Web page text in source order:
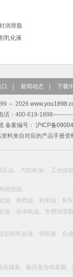
润滑脂
乳化液
新闻动态 下载
～ 2026
话：400-619-
备案编号：沪ICP备
料来自对应的产品手册
油、 汽轮机油、 工业齿
润滑油。
油、排档油、刹车油、刹
油、冷冻机油、专用润滑
切割乳化液、切削液、合
锂基、极压复合锂基脂